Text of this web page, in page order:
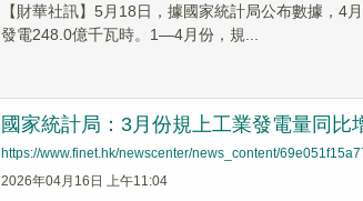
【財華社訊】5月18日，據國家統計局公布數據，
發電248.0億千瓦時。1—4月份，規...
國家統計局：3月份規上工業發電量同比
https://www.finet.hk/newscenter/news_content/
2026年04月16日 上午11:04